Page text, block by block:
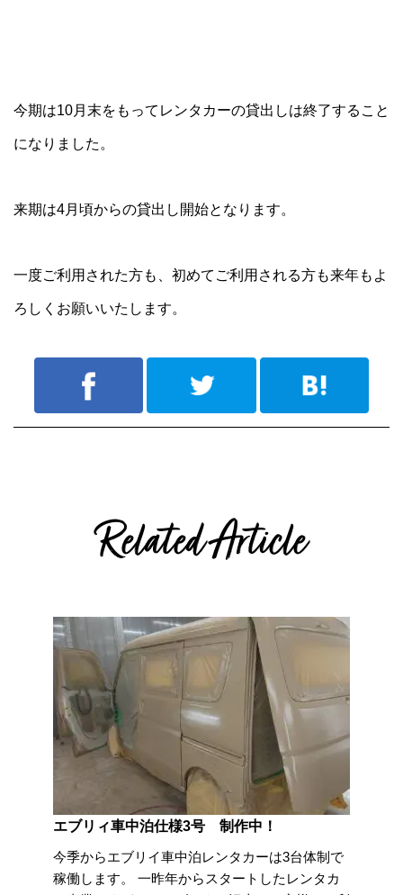
今期は10月末をもってレンタカーの貸出しは終了すること
になりました。
来期は4月頃からの貸出し開始となります。
一度ご利用された方も、初めてご利用される方も来年もよ
ろしくお願いいたします。
Related Article
エブリィ車中泊仕様3号 制作中！
今季からエブリイ車中泊レンタカーは3台体制で
稼働します。 一昨年からスタートしたレンタカ